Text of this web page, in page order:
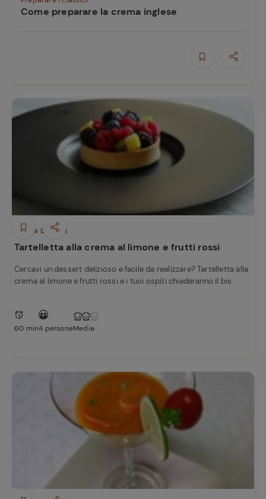
Come preparare la crema inglese
Dolci e Dessert
Tartelletta alla crema al limone e frutti rossi
Cercavi un dessert delizioso e facile da realizzare? Tartelletta alla
crema al limone e frutti rossi e i tuoi ospiti chiederanno il bis.
60 min4 personeMedia